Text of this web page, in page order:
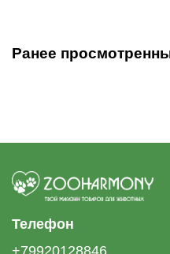
Ранее
Телефон
+79920128846